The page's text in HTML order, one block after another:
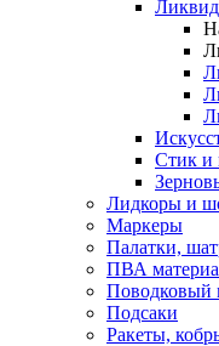
Стик и
Лидкоры и
Маркеры
Палатки,
ПВА
Поводковый
Подсаки
Ракеты,